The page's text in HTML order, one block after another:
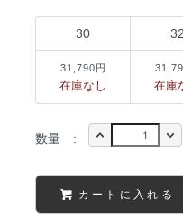
30 32
31,790円
在庫なし 在庫
数量 :
カートに入れる